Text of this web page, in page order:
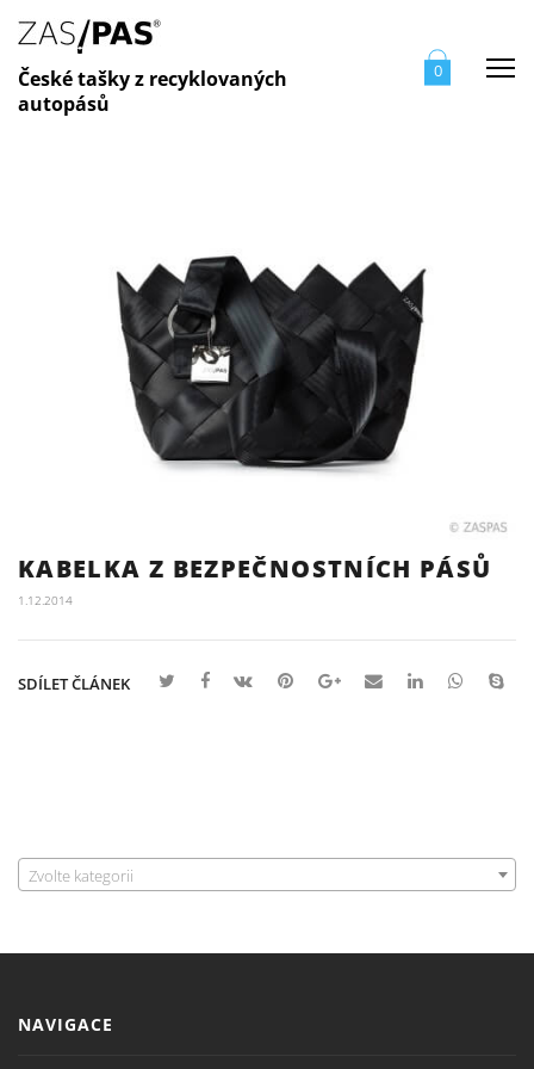
České tašky z recyklovaných
autopásů
0
KABELKA Z BEZPEČNOSTNÍCH PÁSŮ
1.12.2014
SDÍLET ČLÁNEK
Zvolte kategorii
NAVIGACE